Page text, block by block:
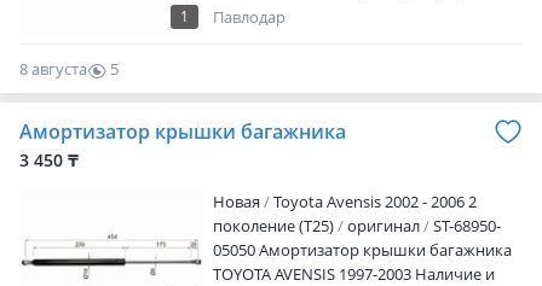
1
уточняйте у менеджера
Павлодар
8 августа
5
0
Амортизатор крышки багажника
3 450 ₸
Новая
Toyota Avensis 2002 - 2006 2
поколение (T25)
оригинал
ST-68950-
05050 Амортизатор крышки багажника
TOYOTA AVENSIS 1997-2003 Наличие и